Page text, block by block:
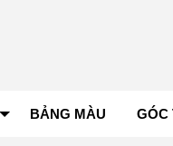
BẢNG MÀU GÓC